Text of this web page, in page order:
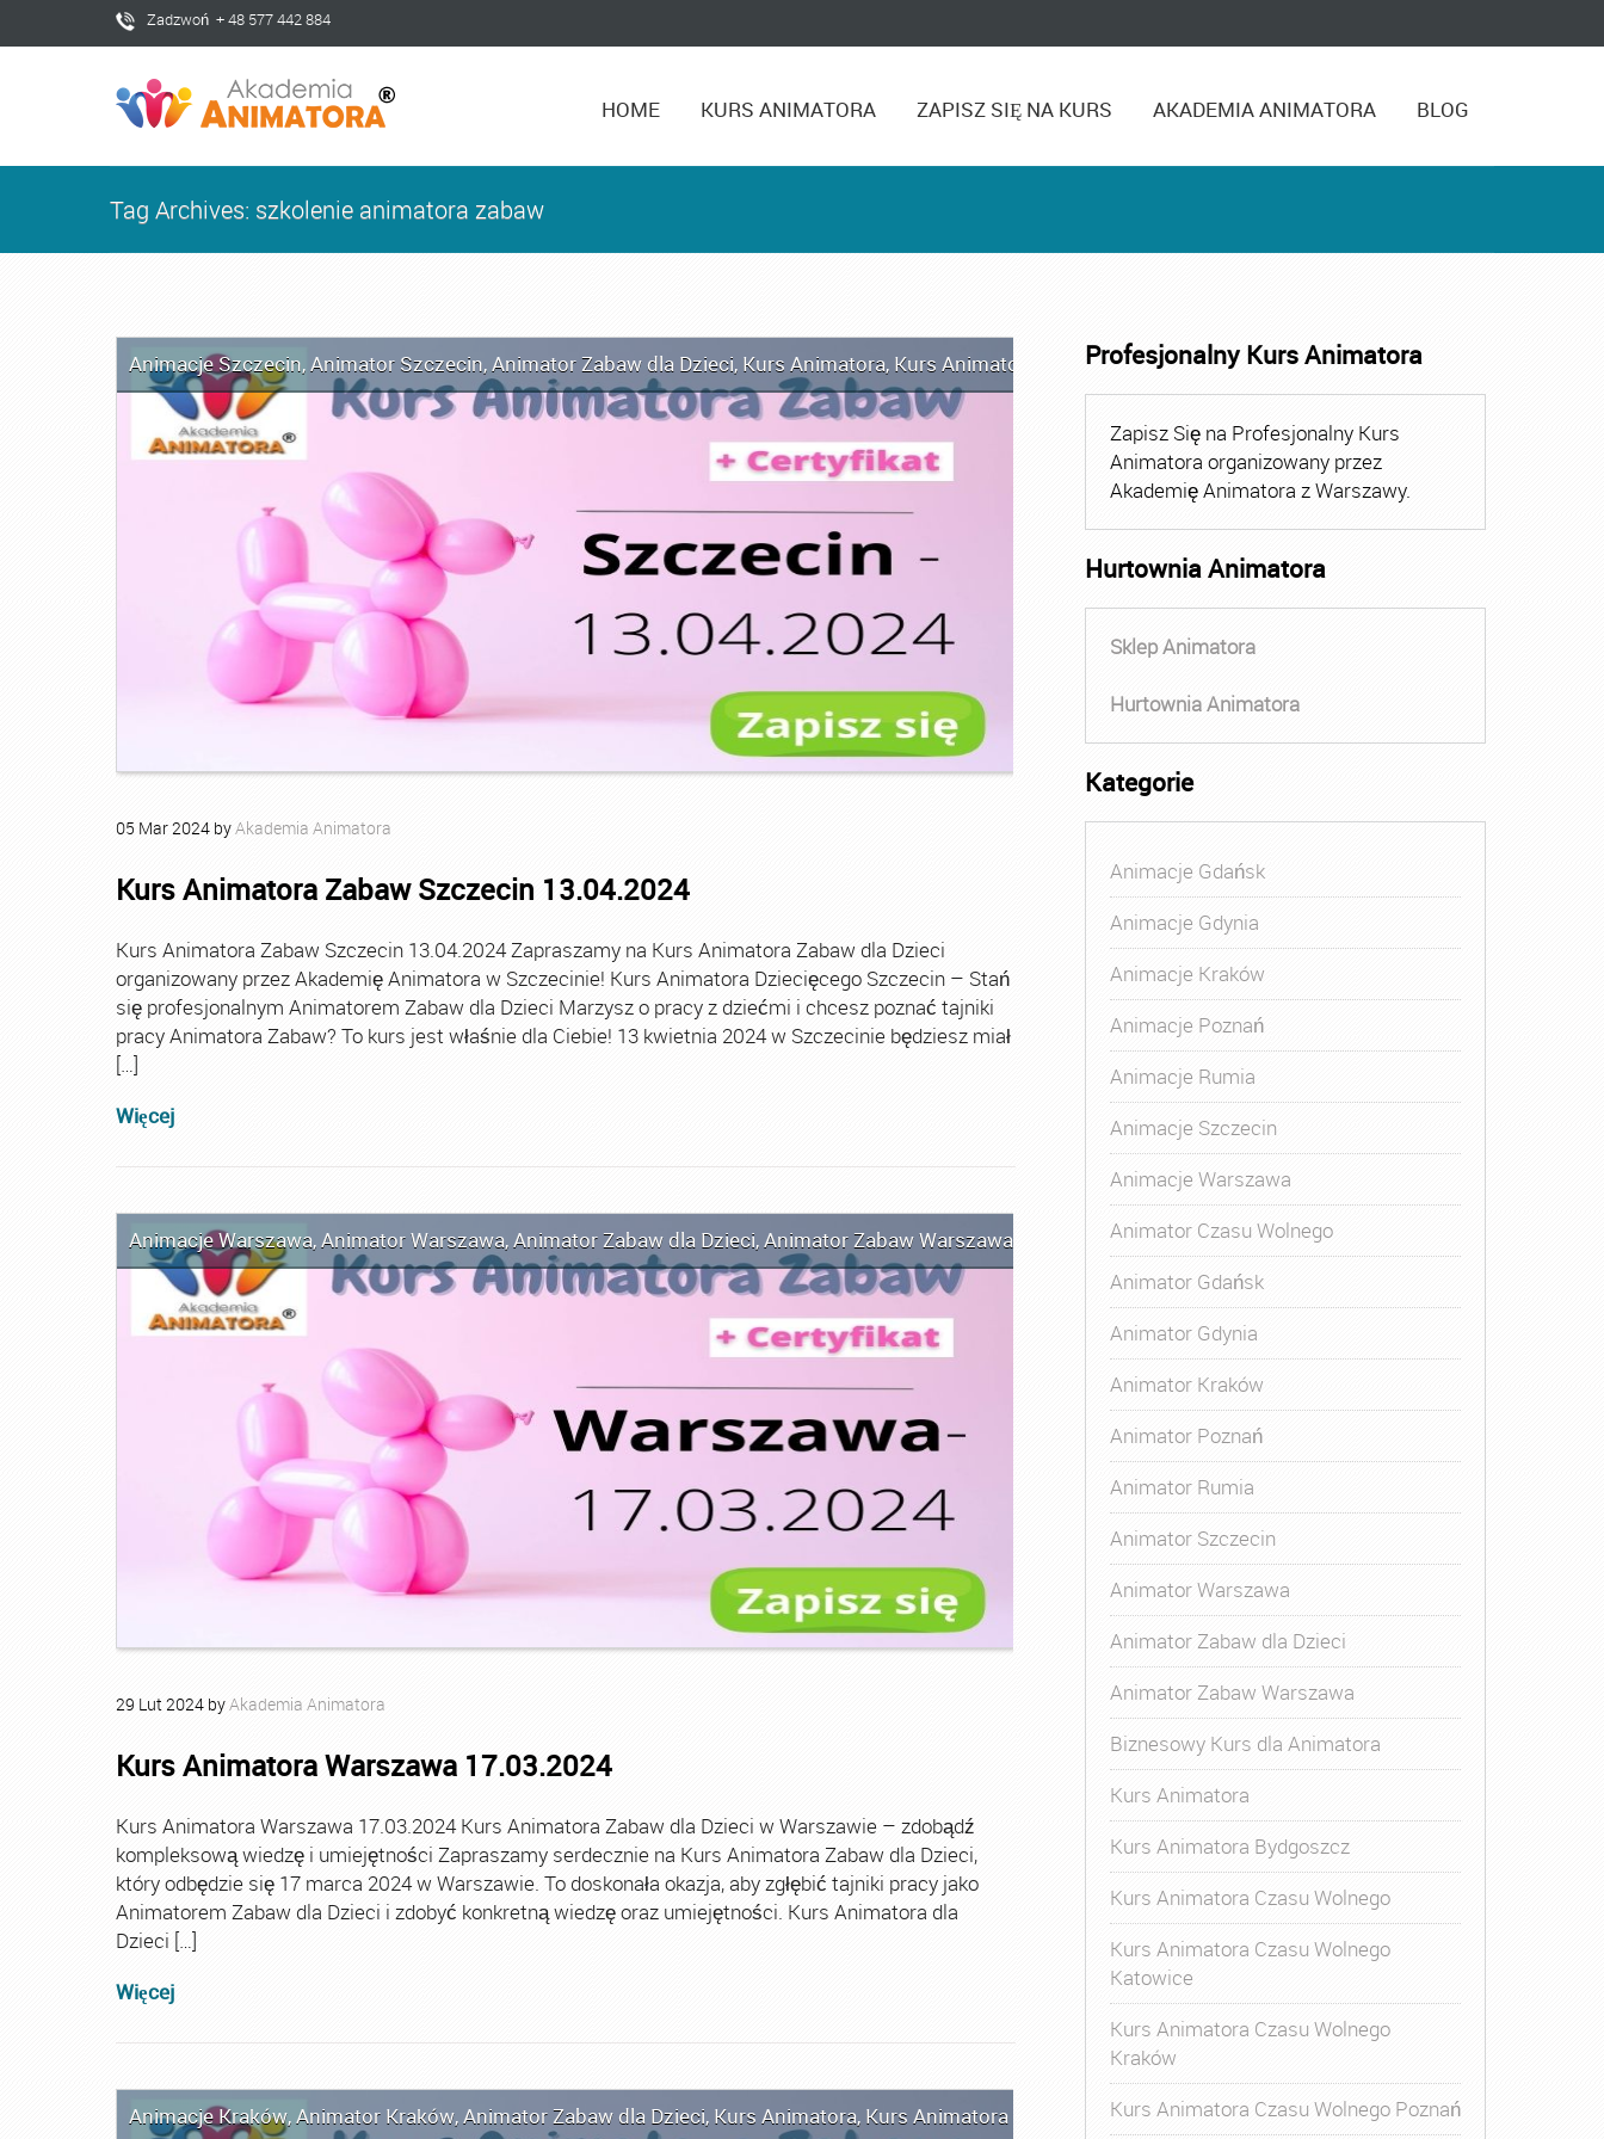
Zadzwoń + 48 577 442 884
HOME KURS ANIMATORA ZAPISZ SIĘ NA KURS AKADEMIA ANIMATORA BLOG
Tag Archives: szkolenie animatora zabaw
Animacje Szczecin,Animator Szczecin,Animator Zabaw dla Dzieci, Kurs Animatora, Kurs Animatora Czasu Wolnego,Kurs Animatora Czasu Wolnego Szczecin
05 Mar2024 byAkademia Animatora
Kurs Animatora Zabaw Szczecin 13.04.2024
Kurs Animatora Zabaw Szczecin 13.04.2024 Zapraszamy na Kurs Animatora Zabaw dla Dzieci
organizowany przez Akademię Animatora w Szczecinie! Kurs Animatora Dziecięcego Szczecin – Stań
się profesjonalnym Animatorem Zabaw dla Dzieci Marzysz o pracy z dziećmi i chcesz poznać tajniki
pracy Animatora Zabaw? To kurs jest właśnie dla Ciebie! 13 kwietnia 2024 w Szczecinie będziesz miał
[…]
Więcej
Animacje Warszawa,Animator Warszawa,Animator Zabaw dla Dzieci,Animator Zabaw Warszawa Kurs Animatora,Kurs Animatora Czasu Wolnego
29 Lut2024 byAkademia Animatora
Kurs Animatora Warszawa 17.03.2024
Kurs Animatora Warszawa 17.03.2024 Kurs Animatora Zabaw dla Dzieci w Warszawie – zdobądź
kompleksową wiedzę i umiejętności Zapraszamy serdecznie na Kurs Animatora Zabaw dla Dzieci,
który odbędzie się 17 marca 2024 w Warszawie. To doskonała okazja, aby zgłębić tajniki pracy jako
Animatorem Zabaw dla Dzieci i zdobyć konkretną wiedzę oraz umiejętności. Kurs Animatora dla
Dzieci […]
Więcej
Animacje Kraków,Animator Kraków,Animator Zabaw dla Dzieci, Kurs Animatora, Kurs Animatora Czasu Wolnego ,Kurs Animatora Kraków, Kurs Animatora Online
Profesjonalny Kurs Animatora
Zapisz Się na Profesjonalny Kurs
Animatora organizowany przez
Akademię Animatora z Warszawy.
Hurtownia Animatora
Sklep Animatora
Hurtownia Animatora
Kategorie
Animacje Gdańsk
Animacje Gdynia
Animacje Kraków
Animacje Poznań
Animacje Rumia
Animacje Szczecin
Animacje Warszawa
Animator Czasu Wolnego
Animator Gdańsk
Animator Gdynia
Animator Kraków
Animator Poznań
Animator Rumia
Animator Szczecin
Animator Warszawa
Animator Zabaw dla Dzieci
Animator Zabaw Warszawa
Biznesowy Kurs dla Animatora
Kurs Animatora
Kurs Animatora Bydgoszcz
Kurs Animatora Czasu Wolnego
Kurs Animatora Czasu Wolnego
Katowice
Kurs Animatora Czasu Wolnego
Kraków
Kurs Animatora Czasu Wolnego Poznań